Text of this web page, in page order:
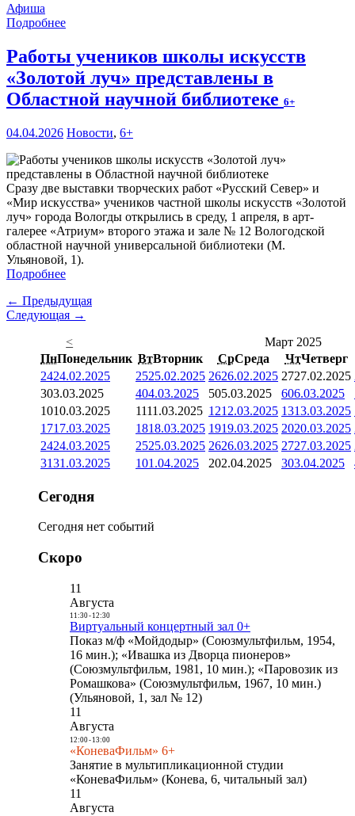
Афиша
Подробнее
Работы учеников школы искусств
«Золотой луч» представлены в
Областной научной библиотеке 6+
04.04.2026 Новости, 6+
Сразу две выставки творческих работ «Русский Север» и
«Мир искусства» учеников частной школы искусств «Золотой
луч» города Вологды открылись в среду, 1 апреля, в арт-
галерее «Атриум» второго этажа и зале № 12 Вологодской
областной научной универсальной библиотеки (М.
Ульяновой, 1).
Подробнее
← Предыдущая
Следующая →
<
Март 2025
ПнПонедельник ВтВторник СрСреда ЧтЧетверг
2424.02.2025 2525.02.2025 2626.02.2025 2727.02.2025
303.03.2025 404.03.2025 505.03.2025 606.03.2025
1010.03.2025 1111.03.2025 1212.03.2025 1313.03.2025
1717.03.2025 1818.03.2025 1919.03.2025 2020.03.2025
2424.03.2025 2525.03.2025 2626.03.2025 2727.03.2025
3131.03.2025 101.04.2025 202.04.2025 303.04.2025
Сегодня
Сегодня нет событий
Скоро
11
Августа
11:30- 12:30
Виртуальный концертный зал 0+
Показ м/ф «Мойдодыр» (Союзмультфильм, 1954,
16 мин.); «Ивашка из Дворца пионеров»
(Союзмультфильм, 1981, 10 мин.); «Паровозик из
Ромашкова» (Союзмультфильм, 1967, 10 мин.)
(Ульяновой, 1, зал № 12)
11
Августа
12:00- 13:00
«КоневаФильм» 6+
Занятие в мультипликационной студии
«КоневаФильм» (Конева, 6, читальный зал)
11
Августа